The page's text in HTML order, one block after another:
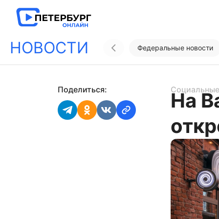
НОВОСТИ Федеральные новости
Поделиться:
На